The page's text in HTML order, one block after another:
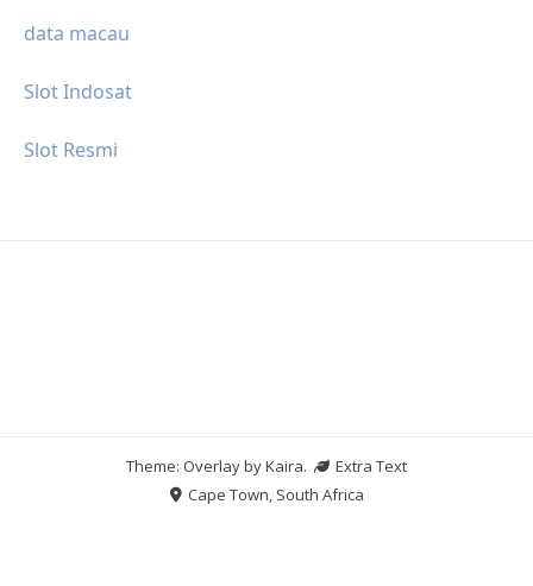
data macau
Slot Indosat
Slot Resmi
Theme: Overlay byKaira.
Extra Text
Cape Town, South Africa